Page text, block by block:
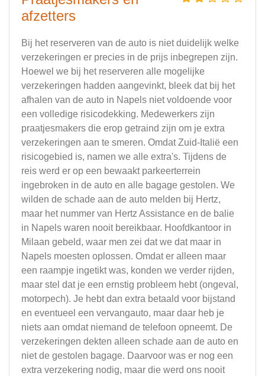
afzetters
Bij het reserveren van de auto is niet duidelijk welke
verzekeringen er precies in de prijs inbegrepen zijn.
Hoewel we bij het reserveren alle mogelijke
verzekeringen hadden aangevinkt, bleek dat bij het
afhalen van de auto in Napels niet voldoende voor
een volledige risicodekking. Medewerkers zijn
praatjesmakers die erop getraind zijn om je extra
verzekeringen aan te smeren. Omdat Zuid-Italië een
risicogebied is, namen we alle extra's. Tijdens de
reis werd er op een bewaakt parkeerterrein
ingebroken in de auto en alle bagage gestolen. We
wilden de schade aan de auto melden bij Hertz,
maar het nummer van Hertz Assistance en de balie
in Napels waren nooit bereikbaar. Hoofdkantoor in
Milaan gebeld, waar men zei dat we dat maar in
Napels moesten oplossen. Omdat er alleen maar
een raampje ingetikt was, konden we verder rijden,
maar stel dat je een ernstig probleem hebt (ongeval,
motorpech). Je hebt dan extra betaald voor bijstand
en eventueel een vervangauto, maar daar heb je
niets aan omdat niemand de telefoon opneemt. De
verzekeringen dekten alleen schade aan de auto en
niet de gestolen bagage. Daarvoor was er nog een
extra verzekering nodig, maar die werd ons nooit